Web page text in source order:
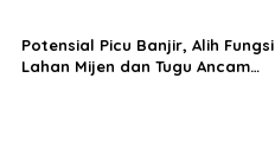
Potensial Picu Banjir, Alih Fungsi
Lahan Mijen dan Tugu Ancam